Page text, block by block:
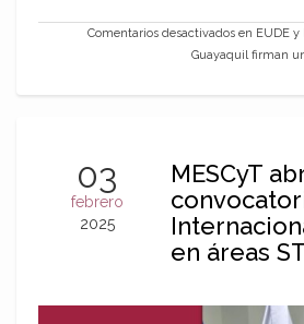
Comentarios desactivados en EUDE y
Guayaquil firman
03
febrero
2025
MESCyT
en áreas